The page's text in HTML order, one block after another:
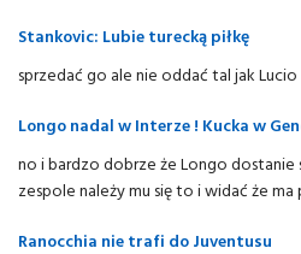
Stankovic: Lubie turecką piłkę
sprzedać go ale nie oddać tal jak Lucio
Longo nadal w Interze ! Kucka w
no i bardzo dobrze że Longo dostanie
zespole należy mu się to i widać że ma
Ranocchia nie trafi do Juventusu